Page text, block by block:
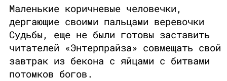
Маленькие коричневые человечки,
дергающие своими пальцами веревочки
Судьбы, еще не были готовы заставить
читателей «Энтерпрайза» совмещать свой
завтрак из бекона с яйцами с битвами
потомков богов.